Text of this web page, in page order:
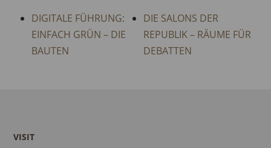
DIGITALE FÜHRUNG:
EINFACH GRÜN – DIE
BAUTEN
DIE SALONS DER
REPUBLIK – RÄUME FÜR
DEBATTEN
VISIT